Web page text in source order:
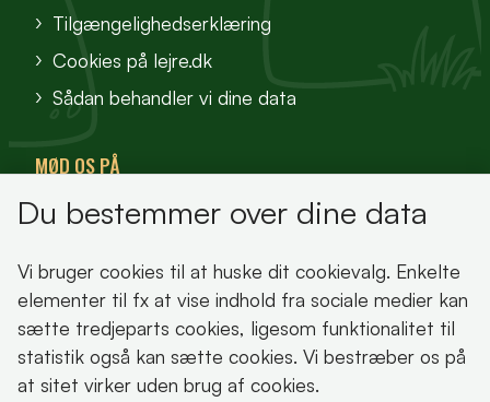
Tilgængelighedserklæring
Cookies på lejre.dk
Sådan behandler vi dine data
MØD OS PÅ
VisitFjordlandet
Oplev Lejre
Du bestemmer over dine data
Vi bruger cookies til at huske dit cookievalg. Enkelte
elementer til fx at vise indhold fra sociale medier kan
sætte tredjeparts cookies, ligesom funktionalitet til
statistik også kan sætte cookies. Vi bestræber os på
at sitet virker uden brug af cookies.